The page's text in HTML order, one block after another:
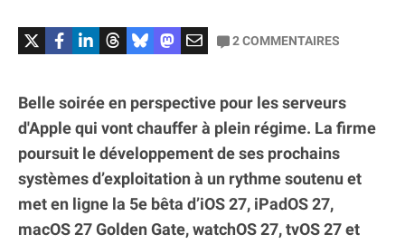
2COMMENTAIRES
Belle soirée en perspective pour les serveurs
d'Apple qui vont chauffer à plein régime. La firme
poursuit le développement de ses prochains
systèmes d’exploitation à un rythme soutenu et
met en ligne la 5e bêta d’iOS 27, iPadOS 27,
macOS 27 Golden Gate, watchOS 27, tvOS 27 et